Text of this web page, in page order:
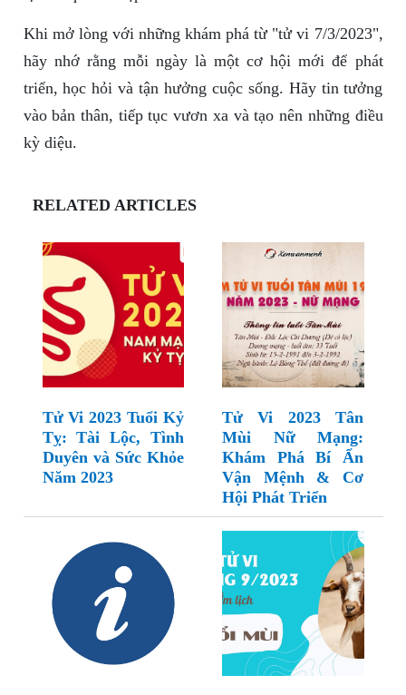
Khi mở lòng với những khám phá từ "tử vi 7/3/2023",
hãy nhớ rằng mỗi ngày là một cơ hội mới để phát
triển, học hỏi và tận hưởng cuộc sống. Hãy tin tưởng
vào bản thân, tiếp tục vươn xa và tạo nên những điều
kỳ diệu.
RELATED ARTICLES
Tử Vi 2023 Tuổi Kỷ
Tỵ: Tài Lộc, Tình
Duyên và Sức Khỏe
Năm 2023
Tử Vi 2023 Tân
Mùi Nữ Mạng:
Khám Phá Bí Ẩn
Vận Mệnh & Cơ
Hội Phát Triển